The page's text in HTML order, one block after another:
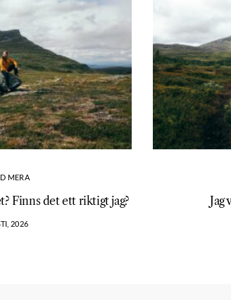
MERA
Finns det ett riktigt jag?
2026
Jag